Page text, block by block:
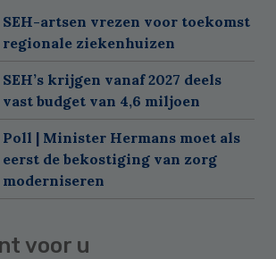
SEH-artsen vrezen voor toekomst
regionale ziekenhuizen
SEH’s krijgen vanaf 2027 deels
vast budget van 4,6 miljoen
Poll | Minister Hermans moet als
eerst de bekostiging van zorg
moderniseren
voor u